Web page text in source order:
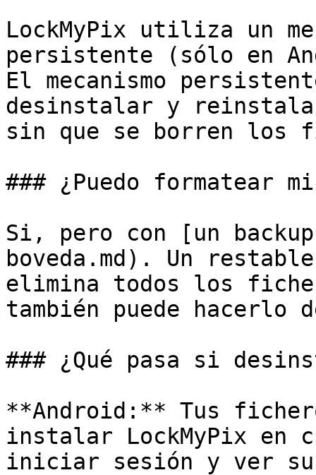
LockMyPix utiliza un
persistente (sólo en
El mecanismo
desinstalar y reinstalar
sin que se borren los
### ¿Puedo formatear
Si, pero con [un
boveda.md). Un
elimina todos los
también puede hacerlo
### ¿Qué pasa si
**Android:** Tus
instalar LockMyPix en
iniciar sesión y ver su